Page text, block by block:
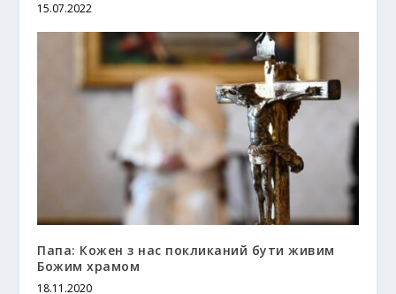
15.07.2022
Папа: Кожен з нас покликаний бути живим
Божим храмом
18.11.2020